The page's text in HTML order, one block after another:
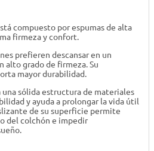
compuesto por espumas de alta
firmeza y confort.
prefieren descansar en un
alto grado de firmeza. Su
mayor durabilidad.
sólida estructura de materiales
y ayuda a prolongar la vida útil
de su superficie permite
del colchón e impedir